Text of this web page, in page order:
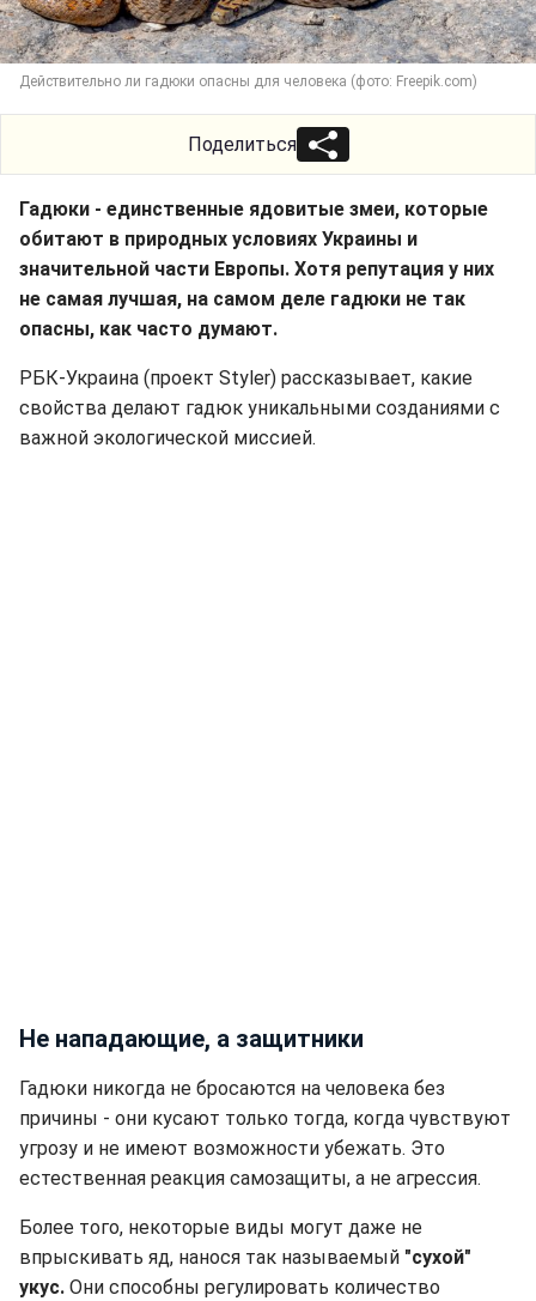
Действительно ли гадюки опасны для человека (фото: Freepik.com)
Поделиться
Гадюки - единственные ядовитые змеи, которые
обитают в природных условиях Украины и
значительной части Европы. Хотя репутация у них
не самая лучшая, на самом деле гадюки не так
опасны, как часто думают.
РБК-Украина (проект Styler) рассказывает, какие
свойства делают гадюк уникальными созданиями с
важной экологической миссией.
Не нападающие, а защитники
Гадюки никогда не бросаются на человека без
причины - они кусают только тогда, когда чувствуют
угрозу и не имеют возможности убежать. Это
естественная реакция самозащиты, а не агрессия.
Более того, некоторые виды могут даже не
впрыскивать яд, нанося так называемый "сухой"
укус. Они способны регулировать количество